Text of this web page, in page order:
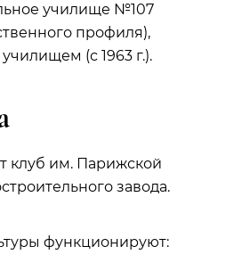
училище №107
профиля),
(с 1963 г.).
клуб им. Парижской
завода.
функционируют: